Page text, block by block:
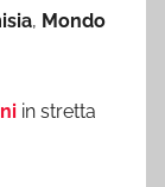
, Mondo
in stretta